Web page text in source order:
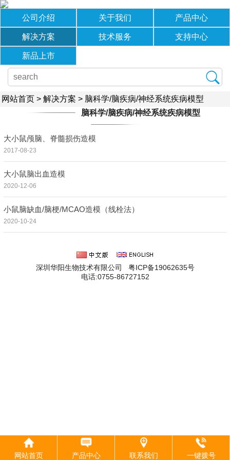
公司介绍 关于我们 产品中心
解决方案 技术服务 支持中心
新品上市
网站首页 > 解决方案 > 脑科学/脑疾病/神经系统疾病模型
脑科学/脑疾病/神经系统疾病模型
大小鼠颅脑、脊髓损伤造模
2017-08-23
大小鼠脑出血造模
2020-12-06
小鼠脑缺血/脑梗/MCAO造模（线栓法）
2020-10-24
深圳华阳生物技术有限公司 粤ICP备19062635号
电话:0755-86727152
网站首页 产品中心 联系我们 一键拨号